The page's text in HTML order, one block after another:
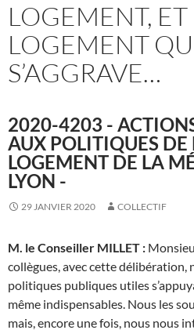
LOGEMENT, ET
LOGEMENT
S’AGGRAVE…
2020-4203 -
AUX POLITIQUES DE
LOGEMENT DE LA
LYON -
29 JANVIER 2020 COLLECTIF
M. le Conseiller MILLET :
collègues, avec cette délibération,
politiques publiques utiles
même indispensables. Nous les
mais, encore une fois, nous nous